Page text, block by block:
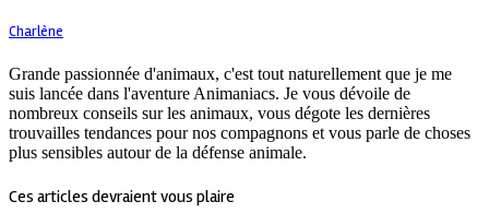
Charlène
Grande passionnée d'animaux, c'est tout naturellement que je me
suis lancée dans l'aventure Animaniacs. Je vous dévoile de
nombreux conseils sur les animaux, vous dégote les dernières
trouvailles tendances pour nos compagnons et vous parle de choses
plus sensibles autour de la défense animale.
Ces articles devraient vous plaire